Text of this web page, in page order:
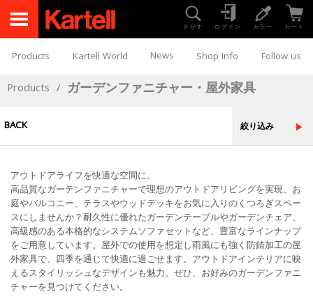
さがす ログイン カラー カート
Products Kartell World News Shop Info Follow us
Products / ガーデンファニチャー・屋外家具
BACK 絞り込み
アウトドアライフを快適な空間に。
高品質なガーデンファニチャーで理想のアウトドアリビングを実現、お
庭やバルコニー、テラスやウッドデッキをお気に入りのくつろぎスペー
スにしませんか？耐久性に優れたガーデンテーブルやガーデンチェア、
高級感のある本格的なシステムソファセットなど、豊富なラインナップ
をご用意しています。屋外での使用を想定し雨風にも強く防錆加工の屋
外家具で、四季を通じて快適に過ごせます。アウトドアインテリアに映
えるスタイリッシュなデザインも魅力。ぜひ、お好みのガーデンファニ
チャーを見つけてください。